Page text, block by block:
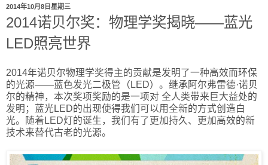
2014年10月8日星期三
2014诺贝尔奖：物理学奖揭晓——蓝光
LED照亮世界
2014年诺贝尔物理学奖得主的贡献是发明了一种高效而环保
的光源——蓝色发光二极管（LED）。继承阿尔弗雷德·诺贝
尔的精神，本次奖项奖励的是一项对 全人类带来巨大益处的
发明；蓝光LED的出现使得我们可以用全新的方式创造白
光。随着LED灯的诞生，我们有了更加持久、更加高效的新
技术来替代古老的光源。